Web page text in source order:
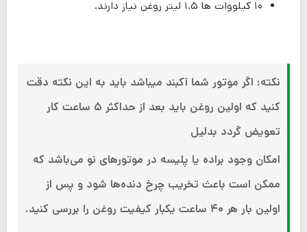
۱۰ کیلووات ها ۱.۵ لیتر روغن نیاز دارند.
نکته: اگر موتور شما آکبند میباشد باید به این نکته دقت
کنید که اولین روغن باید بعد از حداکثر ۵ ساعت کار
تعویض گردد بدلیل
امکان وجود براده یا پلیسه در موتورهای نو می‌باشد که
ممکن است باعث تخریب چرخ دنده‌ها شود و پس از
اولین بار هر ۴۰ ساعت یکبار کیفیت روغن را بررسی کنید.